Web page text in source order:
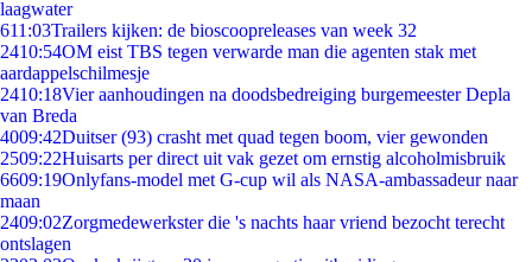
laagwater
611:03Trailers kijken: de bioscoopreleases van week 32
2410:54OM eist TBS tegen verwarde man die agenten stak met
aardappelschilmesje
2410:18Vier aanhoudingen na doodsbedreiging burgemeester Depla
van Breda
4009:42Duitser (93) crasht met quad tegen boom, vier gewonden
2509:22Huisarts per direct uit vak gezet om ernstig alcoholmisbruik
6609:19Onlyfans-model met G-cup wil als NASA-ambassadeur naar
maan
2409:02Zorgmedewerkster die 's nachts haar vriend bezocht terecht
ontslagen